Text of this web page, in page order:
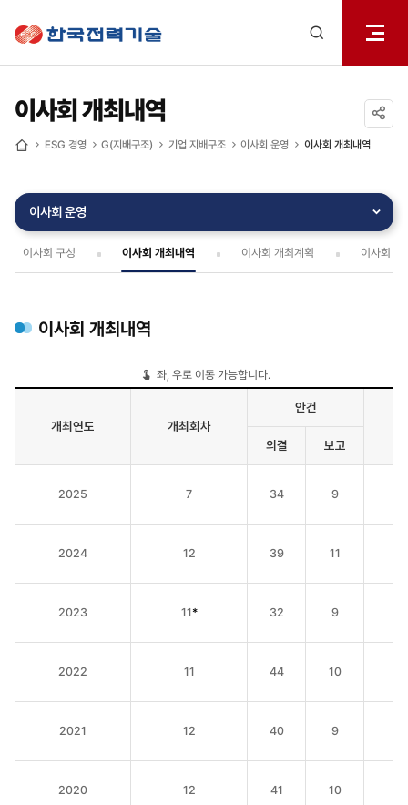
열기
이사회 개최내역
ESG 경영 G(지배구조) 기업 지배구조 이사회 운영 이사회 개최내역공유하기
이사회 운영
이사회 구성 이사회 개최내역 이사회 개최계획 이사회 내
이사회 개최내역
좌, 우로 이동 가능합니다.
개최연도 개최회차
안건
의결 보고
2025 7 34 9
2024 12 39 11
2023 11* 32 9
2022 11 44 10
2021 12 40 9
2020 12 41 10